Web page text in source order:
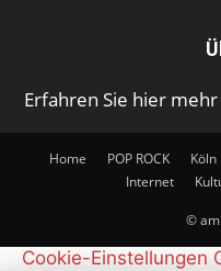
Erfahren Sie hier
Home POP ROCK Köln
Internet
©
Cookie-Einstellungen